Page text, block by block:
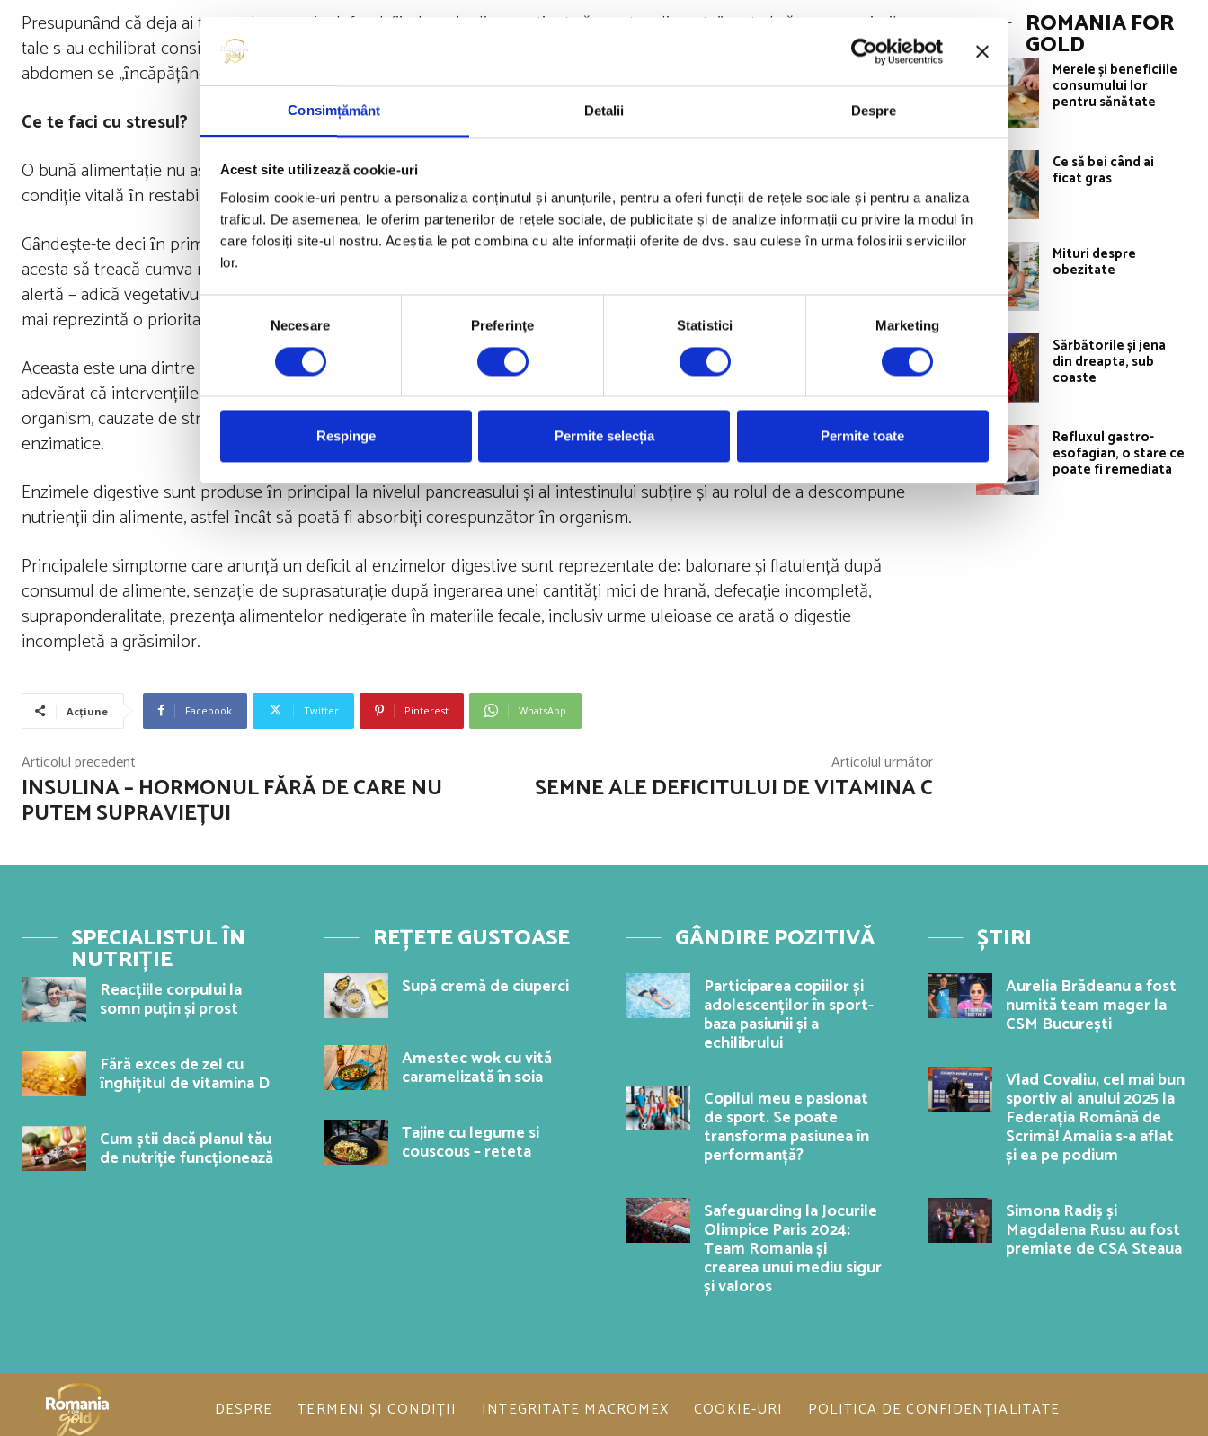
Consimțământ Detalii Despre
Acest site utilizează cookie-uri
Folosim cookie-uri pentru a personaliza conținutul și anunțurile, pentru a oferi funcții de rețele sociale și pentru a analiza
traficul. De asemenea, le oferim partenerilor de rețele sociale, de publicitate și de analize informații cu privire la modul în
care folosiți site-ul nostru. Aceștia le pot combina cu alte informații oferite de dvs. sau culese în urma folosirii serviciilor
lor.
consimțământului
Necesare Preferinţe Statistici Marketing
Respinge Permite selecția Permite toate
Presupunȃnd că deja ai trecut de etapa junk-food, fiind pe deplin conștient că aceste ,,alimente’’ nu te hrănesc, meniurile
tale s-au echilibrat considerabil și totuși ai ȋncă frecvent senzație de balonare, disconfort intestinal, iar grăsimea de pe
abdomen se ,,ȋncăpățȃnează’’ să rămȃnă fix acolo unde nu ȋți place.
Ce te faci cu stresul?
O bună alimentație nu asigură ȋntotdeauna o digestie sănătoasă, dacă nu este dublată de o gestionare eficientă a stresului,
condiție vitală ȋn restabilirea funcționalității proceselor digestive.
Gȃndește-te deci ȋn primul rȃnd dacă ai făcut ceva și ȋn privința atenuării stresului cronic, pentru că sunt șanse mari ca
acesta să treacă cumva neobservat, considerat ca fiind ceva firesc ȋn viața de zi cu zi. Acest tip de stres menține starea de
alertă – adică vegetativul simpatic pe toată durata zilei, astfel că digestia – ȋn care intervine vegetativul parasimpatic – nu
mai reprezintă o prioritate pentru organism și funcția digestivă nu se mai desfășoară la capacitatea normală.
Aceasta este una dintre cele mai frecvente cauze ale problemelor legate de funcționarea enzimelor digestive. Este foarte
adevărat că intervențiile nutriționale au un efect pozitiv ȋn acest sens, deoarece pot reduce nivelul inflamațiilor din
organism, cauzate de stres, ȋnsă respectarea necesității corpului de a se relaxa este obligatorie ȋn corectarea disfuncțiilor
enzimatice.
Enzimele digestive sunt produse ȋn principal la nivelul pancreasului și al intestinului subțire și au rolul de a descompune
nutrienții din alimente, astfel ȋncȃt să poată fi absorbiți corespunzător ȋn organism.
Principalele simptome care anunță un deficit al enzimelor digestive sunt reprezentate de: balonare și flatulență după
consumul de alimente, senzație de suprasaturație după ingerarea unei cantități mici de hrană, defecație incompletă,
supraponderalitate, prezența alimentelor nedigerate în materiile fecale, inclusiv urme uleioase ce arată o digestie
incompletă a grăsimilor.
Acțiune Facebook Twitter Pinterest WhatsApp
Articolul precedent
INSULINA – HORMONUL FĂRĂ DE CARE NU
PUTEM SUPRAVIEȚUI
Articolul următor
SEMNE ALE DEFICITULUI DE VITAMINA C
ROMANIA FOR
GOLD
Merele și beneficiile
consumului lor
pentru sănătate
Ce să bei când ai
ficat gras
Mituri despre
obezitate
Sărbătorile și jena
din dreapta, sub
coaste
Refluxul gastro-
esofagian, o stare ce
poate fi remediata
SPECIALISTUL ÎN
NUTRIȚIE
Reacțiile corpului la
somn puțin și prost
Fără exces de zel cu
ȋnghițitul de vitamina D
Cum știi dacă planul tău
de nutriție funcționează
REȚETE GUSTOASE
Supă cremă de ciuperci
Amestec wok cu vită
caramelizată în soia
Tajine cu legume si
couscous – reteta
GÂNDIRE POZITIVĂ
Participarea copiilor și
adolescenților în sport-
baza pasiunii și a
echilibrului
Copilul meu e pasionat
de sport. Se poate
transforma pasiunea în
performanță?
Safeguarding la Jocurile
Olimpice Paris 2024:
Team Romania și
crearea unui mediu sigur
și valoros
ȘTIRI
Aurelia Brădeanu a fost
numită team mager la
CSM București
Vlad Covaliu, cel mai bun
sportiv al anului 2025 la
Federația Română de
Scrimă! Amalia s-a aflat
și ea pe podium
Simona Radiș și
Magdalena Rusu au fost
premiate de CSA Steaua
DESPRE TERMENI ȘI CONDIȚII INTEGRITATE MACROMEX COOKIE-URI POLITICA DE CONFIDENȚIALITATE